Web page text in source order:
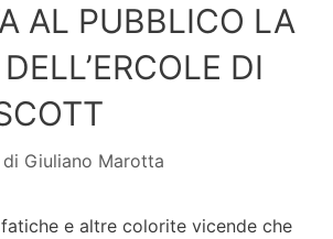
AL PUBBLICO LA
DI
di Giuliano Marotta
e altre colorite vicende che